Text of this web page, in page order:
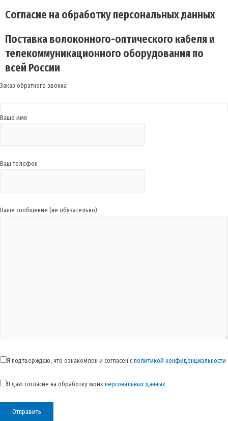
Согласие на обработку персональных данных
Поставка волоконного-оптического кабеля и
телекоммуникационного оборудования по
всей России
Заказ обратного звонка
Ваше имя
Ваш телефон
Ваше сообщение (не обязательно)
Я подтверждаю, что ознакомлен и согласен сполитикой конфиденциальности
Я даю согласие на обработку моихперсональных данных